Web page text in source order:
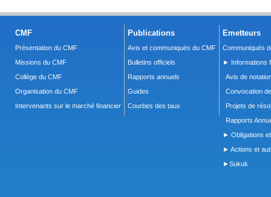
CMF
Présentation du CMF
Missions du CMF
Collège du CMF
Organisation du CMF
Intervenants sur le marché financier
Publications
Avis et communiqués du CMF
Bulletins officiels
Rapports annuels
Guides
Courbes des taux
Emetteurs
Communiqués
► Informations
Avis de
Convocation
Projets de
Rapports
► Obligations
► Actions et
►Sukuk